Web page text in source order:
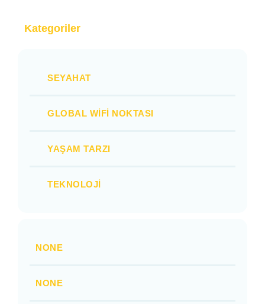
Kategoriler
SEYAHAT
GLOBAL WIFI NOKTASI
YAŞAM TARZI
TEKNOLOJI
NONE
NONE